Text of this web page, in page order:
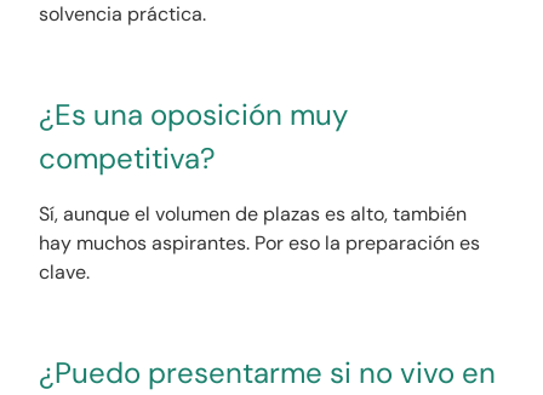
solvencia práctica.
¿Es una oposición muy
competitiva?
Sí, aunque el volumen de plazas es alto, también
hay muchos aspirantes. Por eso la preparación es
clave.
¿Puedo presentarme si no vivo en